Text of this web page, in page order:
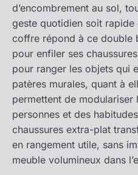
d’encombrement au sol,
geste quotidien soit
coffre répond à ce double
pour enfiler ses
pour ranger les objets qui
patères murales, quant à
permettent de modulariser
personnes et des
chaussures extra-plat
en rangement utile, sans
meuble volumineux dans